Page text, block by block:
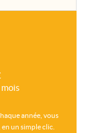
année, vous
un simple clic.